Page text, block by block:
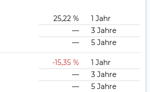
25,22 %
1 Jahr
—
3 Jahre
—
5 Jahre
-15,35 %
1 Jahr
—
3 Jahre
—
5 Jahre